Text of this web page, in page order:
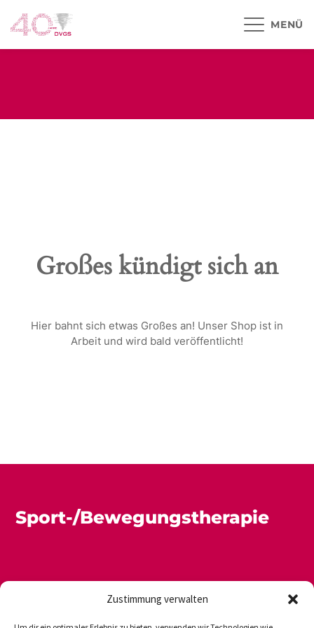
Zustimmung verwalten
Großes kündigt sich an
Hier bahnt sich etwas Großes an! Unser Shop ist in
Arbeit und wird bald veröffentlicht!
Sport-/Bewegungstherapie
MENÜ